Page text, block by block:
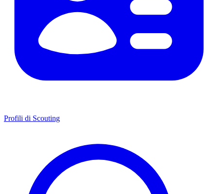
Profili di Scouting